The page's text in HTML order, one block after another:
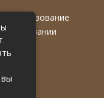
использование
указании